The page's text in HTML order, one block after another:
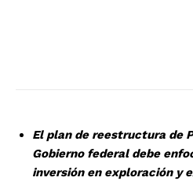
El plan de reestructura de
Gobierno federal debe
inversión en exploración y